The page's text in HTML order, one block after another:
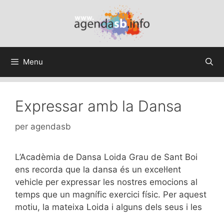
Menu
Expressar amb la Dansa
per agendasb
L’Acadèmia de Dansa Loida Grau de Sant Boi
ens recorda que la dansa és un excel·lent
vehicle per expressar les nostres emocions al
temps que un magnífic exercici físic. Per aquest
motiu, la mateixa Loida i alguns dels seus i les